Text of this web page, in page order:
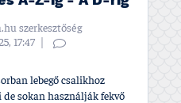
szerkesztőség
17:47
lebegő csalikhoz
sokan használják fekvő